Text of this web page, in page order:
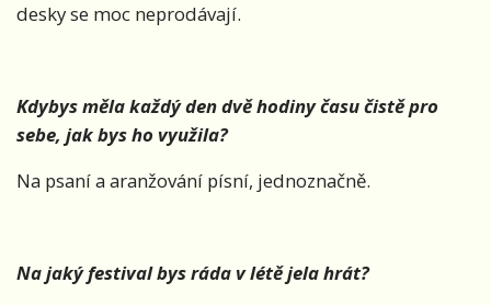
desky se moc neprodávají.
Kdybys měla každý den dvě hodiny času čistě pro
sebe, jak bys ho využila?
Na psaní a aranžování písní, jednoznačně.
Na jaký festival bys ráda v létě jela hrát?